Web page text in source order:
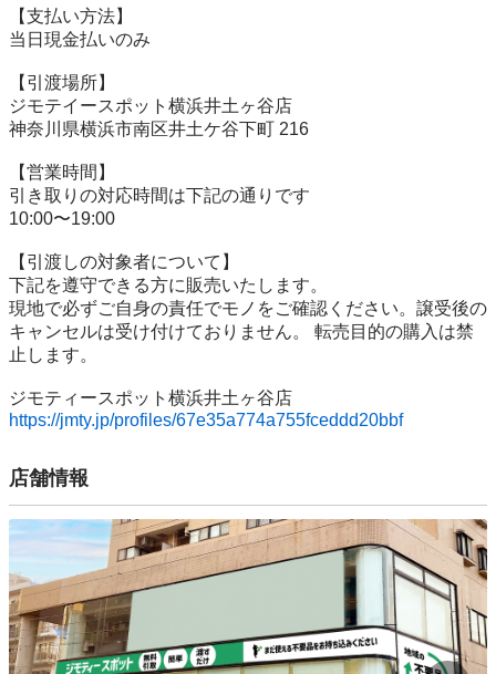
【⽀払い⽅法】
当⽇現⾦払いのみ
【引渡場所】
ジモテイースポット横浜井土ヶ谷店
神奈川県横浜市南区井⼟ケ⾕下町 216
【営業時間】
引き取りの対応時間は下記の通りです
10:00〜19:00
【引渡しの対象者について】
下記を遵守できる⽅に販売いたします。
現地で必ずご⾃⾝の責任でモノをご確認ください。譲受後の
キャンセルは受け付けておりません。 転売⽬的の購⼊は禁
⽌します。
https://jmty.jp/profiles/67e35a774a755fceddd20bbf
店舗情報